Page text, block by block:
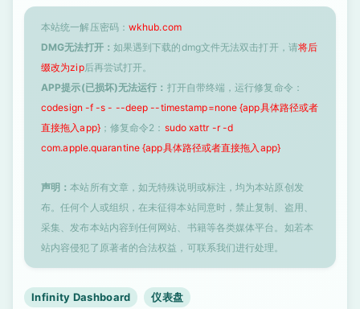
本站统一解压密码： wkhub.com
DMG无法打开： 如果遇到下载的dmg文件无法双击打开，请将后
缀改为zip后再尝试打开。
APP提示(已损坏)无法运行： 打开自带终端，运行修复命令：
codesign -f -s - --deep --timestamp=none {app具体路径或者
直接拖入app}；修复命令2： sudo xattr -r -d
com.apple.quarantine {app具体路径或者直接拖入app}
声明：本站所有文章，如无特殊说明或标注，均为本站原创发
布。任何个人或组织，在未征得本站同意时，禁止复制、盗用、
采集、发布本站内容到任何网站、书籍等各类媒体平台。如若本
站内容侵犯了原著者的合法权益，可联系我们进行处理。
Infinity Dashboard 仪表盘